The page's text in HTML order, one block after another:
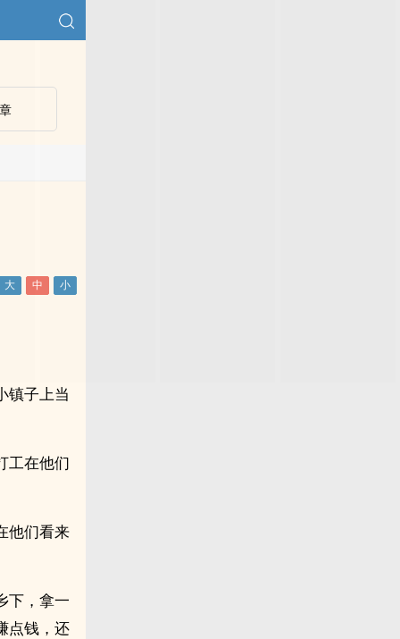
镇子上当
工在他们
他们看来
下，拿一
点钱，还